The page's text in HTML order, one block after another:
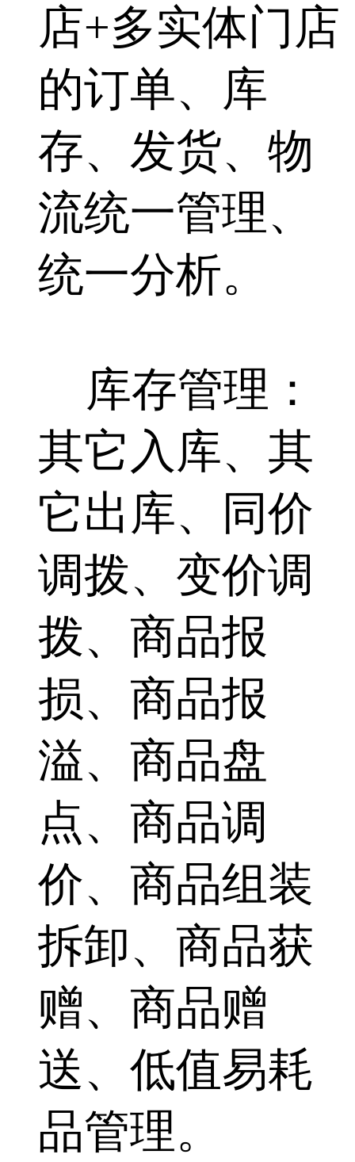
店+多实体门店
的订单、库
存、发货、物
流统一管理、
统一分析。
库存管理：
其它入库、其
它出库、同价
调拨、变价调
拨、商品报
损、商品报
溢、商品盘
点、商品调
价、商品组装
拆卸、商品获
赠、商品赠
送、低值易耗
品管理。